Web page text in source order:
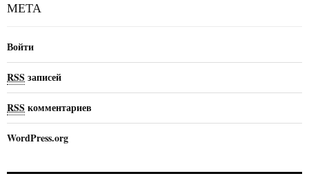
МЕТА
Войти
RSS записей
RSS комментариев
WordPress.org